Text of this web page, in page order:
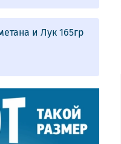
и Лук 165гр